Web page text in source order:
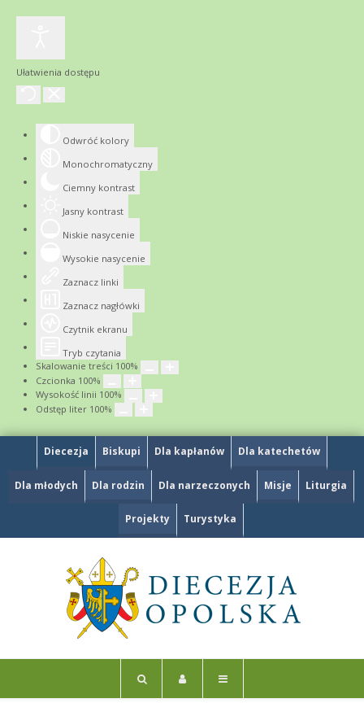
Ułatwienia dostępu
Odwróć kolory
Monochromatyczny
Ciemny kontrast
Jasny kontrast
Niskie nasycenie
Wysokie nasycenie
Zaznacz linki
Zaznacz nagłówki
Czytnik ekranu
Tryb czytania
Skalowanie treści 100%
Czcionka 100%
Wysokość linii 100%
Odstęp liter 100%
Diecezja Biskupi Dla kapłanów Dla katechetów
Dla młodych Dla rodzin Dla narzeczonych Misje Liturgia
Projekty Turystyka